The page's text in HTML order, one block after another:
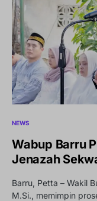
NEWS
Wabup Barru
Jenazah
Barru, Petta – Wakil
M.Si., memimpin